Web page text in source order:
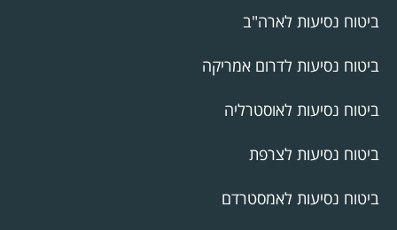
ביטוח נסיעות לארה"ב
ביטוח נסיעות לדרום אמריקה
ביטוח נסיעות לאוסטרליה
ביטוח נסיעות לצרפת
ביטוח נסיעות לאמסטרדם